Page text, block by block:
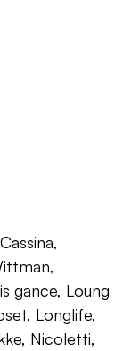
gance, Loung
Longlife,
Nicoletti,